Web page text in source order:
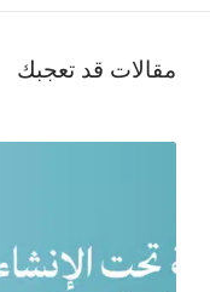
مقالات قد تعجبك